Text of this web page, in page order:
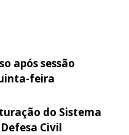
após sessão
feira
do Sistema
Civil